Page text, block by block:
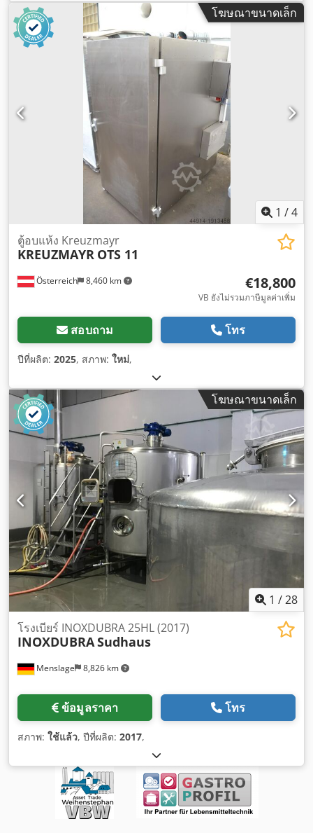
โฆษณาขนาดเล็ก
1 /4
Österreich 8,460 km
ตู้อบแห้ง Kreuzmayr
KREUZMAYR OTS 11
€18,800
VB ยังไม่รวมภาษีมูลค่าเพิ่ม
สอบถาม โทร
ปีที่ผลิต: 2025, สภาพ: ใหม่,
โฆษณาขนาดเล็ก
1 /28
Menslage 8,826 km
โรงเบียร์ INOXDUBRA 25HL (2017)
INOXDUBRASudhaus
ข้อมูลราคา โทร
สภาพ: ใช้แล้ว, ปีที่ผลิต: 2017,